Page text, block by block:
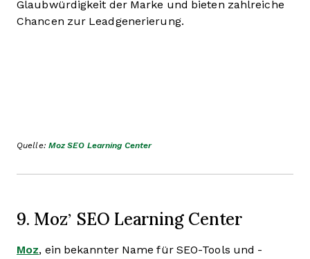
Glaubwürdigkeit der Marke und bieten zahlreiche
Chancen zur Leadgenerierung.
Quelle: Moz SEO Learning Center
9. Moz’ SEO Learning Center
Moz, ein bekannter Name für SEO-Tools und -